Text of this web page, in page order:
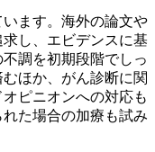
ます。海外の論文や
し、エビデンスに基
調を初期段階でしっ
ほか、がん診断に関
ピニオンへの対応も
た場合の加療も試み